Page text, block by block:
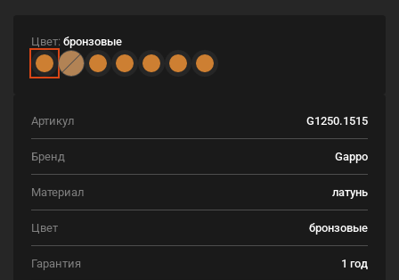
Цвет: бронзовые
Артикул G1250.1515
Бренд Gappo
Материал латунь
Цвет бронзовые
Гарантия
1 год